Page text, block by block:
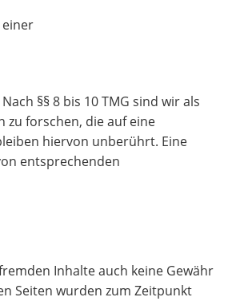
§§ 8 bis 10 TMG sind wir als
forschen, die auf eine
hiervon unberührt. Eine
entsprechenden
Inhalte auch keine Gewähr
Seiten wurden zum Zeitpunkt